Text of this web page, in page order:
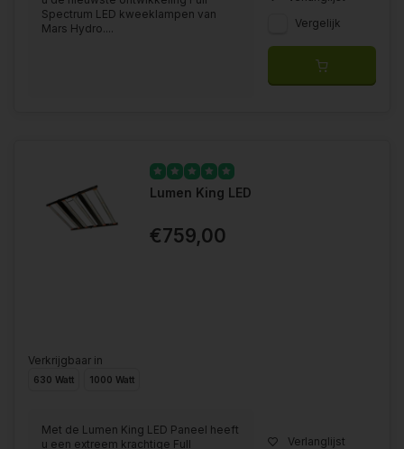
Spectrum LED kweeklampen van
Mars Hydro....
Vergelijk
Lumen King LED
€759,00
Verkrijgbaar in
630 Watt 1000 Watt
Met de Lumen King LED Paneel heeft
u een extreem krachtige Full
Verlanglijst